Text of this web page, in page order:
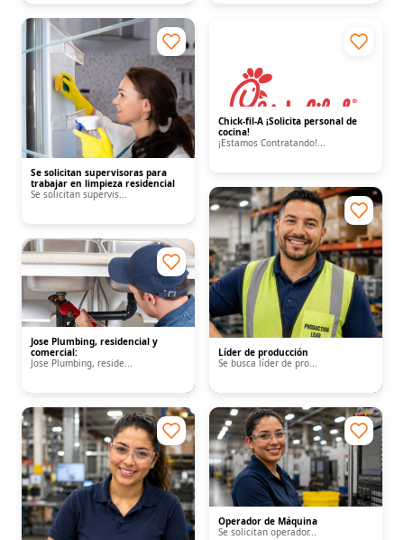
Se solicitan supervisoras para
trabajar en limpieza residencial
Se solicitan supervis...
Chick-fil-A ¡Solicita personal de
cocina!
¡Estamos Contratando!...
Jose Plumbing, residencial y
comercial:
Jose Plumbing, reside...
Líder de producción
Se busca líder de pro...
Operador de Máquina
Se solicitan operador...